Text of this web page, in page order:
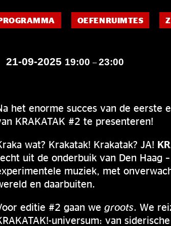
OEFENRUIMTES
21-09-2025 19:00 –23:00
het enorme succes van de eerste
KRAKATAK #2 te presenteren!
wat? Krakatak! Krakatak? JA!
uit de onderbuik van Den Haag
muziek, met
en daarbuiten.
editie #2 gaan we groots. We
universum: van